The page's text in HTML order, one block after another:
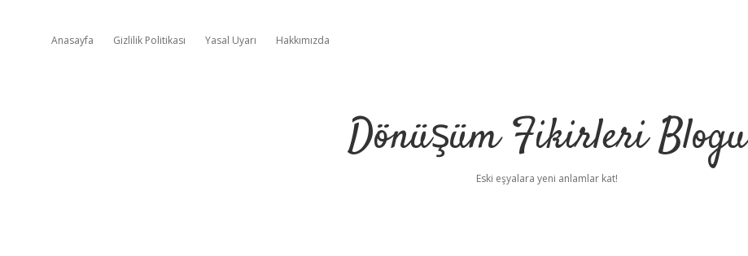
Anasayfa Gizlilik Politikası Yasal Uyarı Hakkımızda
Dönüşüm Fikirleri Blogu
Eski eşyalara yeni anlamlar kat!